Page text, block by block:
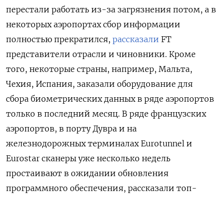
перестали работать из-за загрязнения потом, а в
некоторых аэропортах сбор информации
полностью прекратился, рассказали FT
представители отрасли и чиновники. Кроме
того, некоторые страны, например, Мальта,
Чехия, Испания, заказали оборудование для
сбора биометрических данных в ряде аэропортов
только в последний месяц. В ряде французских
аэропортов, в порту Дувра и на
железнодорожных терминалах Eurotunnel и
Eurostar сканеры уже несколько недель
простаивают в ожидании обновления
программного обеспечения, рассказали топ-